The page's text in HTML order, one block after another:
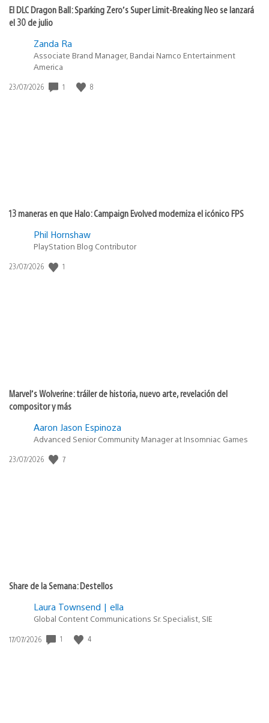
El DLC Dragon Ball: Sparking Zero’s Super Limit-Breaking Neo se lanzará
el 30 de julio
Zanda Ra
Associate Brand Manager, Bandai Namco Entertainment
America
Fecha
23/07/2026 1 8
13 maneras en que Halo: Campaign Evolved moderniza el icónico FPS
Phil Hornshaw
PlayStation Blog Contributor
Fecha
23/07/2026 1
Marvel’s Wolverine: tráiler de historia, nuevo arte, revelación del
compositor y más
Aaron Jason Espinoza
Advanced Senior Community Manager at Insomniac Games
Fecha
23/07/2026 7
Share de la Semana: Destellos
Laura Townsend | ella
Global Content Communications Sr. Specialist, SIE
Fecha
17/07/2026 1 4